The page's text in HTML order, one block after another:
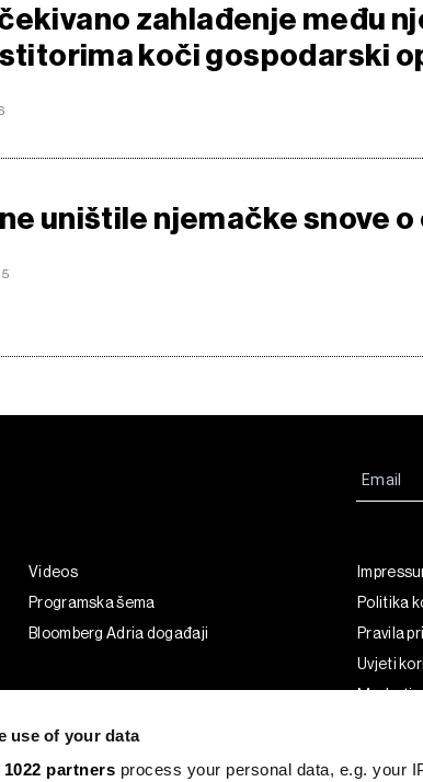
use of your data
partners process your personal data, e.g. your
zahlađenje među
koči gospodarski
uništile njemačke snove
Videos
Programska šema
Bloomberg Adria događaji
Politika
Pravila
Uvjeti